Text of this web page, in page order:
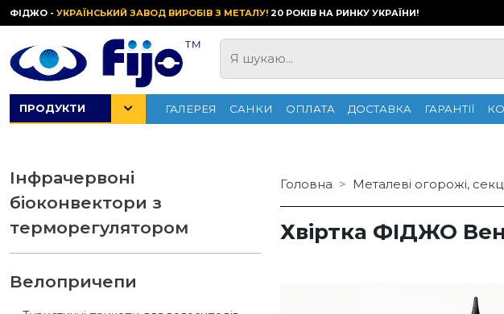
ФІДЖО - УКРАЇНСЬКИЙ ЗАВОД ВИРОБІВ З МЕТАЛУ! 20 РОКІВ НА РИНКУ УКРАЇНИ!
ПРОДУКТИ ГАЛЕРЕЯ САНКИ ОПЛАТА ДОСТАВКА ГАРАНТІЇ
Інфрачервоні
біоконвектори з
терморегулятором
Велопричепи
Головна Металеві огорожі,
Хвіртка ФІДЖО